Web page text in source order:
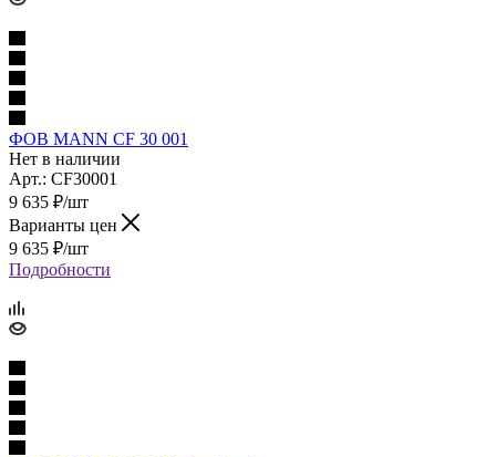
ФОВ MANN CF 30 001
Нет в наличии
Арт.: CF30001
9 635 ₽/шт
Варианты цен
9 635 ₽/шт
Подробности